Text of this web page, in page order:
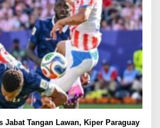
Jabat Tangan Lawan, Kiper Paraguay